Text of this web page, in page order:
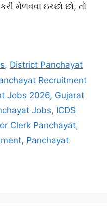
મેળવવા ઇચ્છો છો, તો
, District Panchayat
Recruitment
Jobs 2026, Gujarat
Jobs, ICDS
Clerk Panchayat,
, Panchayat